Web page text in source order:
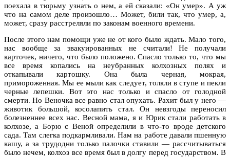
поехала в тюрьму узнать о нем, а ей сказали: «Он умер». А уж
что на самом деле произошло… Может, били так, что умер, а,
может, сразу расстреляли по законам военного времени.
После этого нам помощи уже не от кого было ждать. Мало того,
нас вообще за эвакуированных не считали! Не получали
карточек, ничего, что было положено. Спасло только то, что мы
все время копались на неубранных колхозных полях и
откапывали картошку. Она была черная, мокрая,
примороженная. Мы ее мыли как следует, толкли в ступе и пекли
черные лепешки. Вот это нас только и спасло от голодной
смерти. Но Веночка все равно стал опухать. Рахит был у него —
животик большой, косолапить стал. Он невзгоды переносил
болезненнее всех нас. Весной мама, я и Юрик стали работать в
колхозе, а Борю с Веной определили в что-то вроде детского
сада. Там слегка подкармливали. Нам на работе давали пшенную
кашу, а за трудодни только палочки ставили — рассчитываться
было нечем, колхоз все время был в долгу перед государством. В